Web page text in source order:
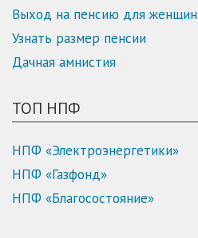
Выход на пенсию для женщин
Узнать размер пенсии
Дачная амнистия
ТОП НПФ
НПФ «Электроэнергетики»
НПФ «Газфонд»
НПФ «Благосостояние»